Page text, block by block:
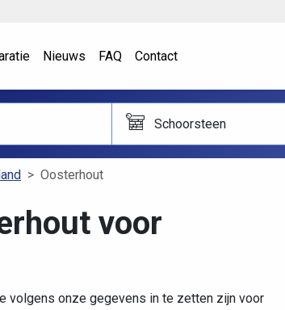
Nieuws FAQ Contact
Schoorsteen
Oosterhout
voor
volgens onze gegevens in te zetten zijn voor